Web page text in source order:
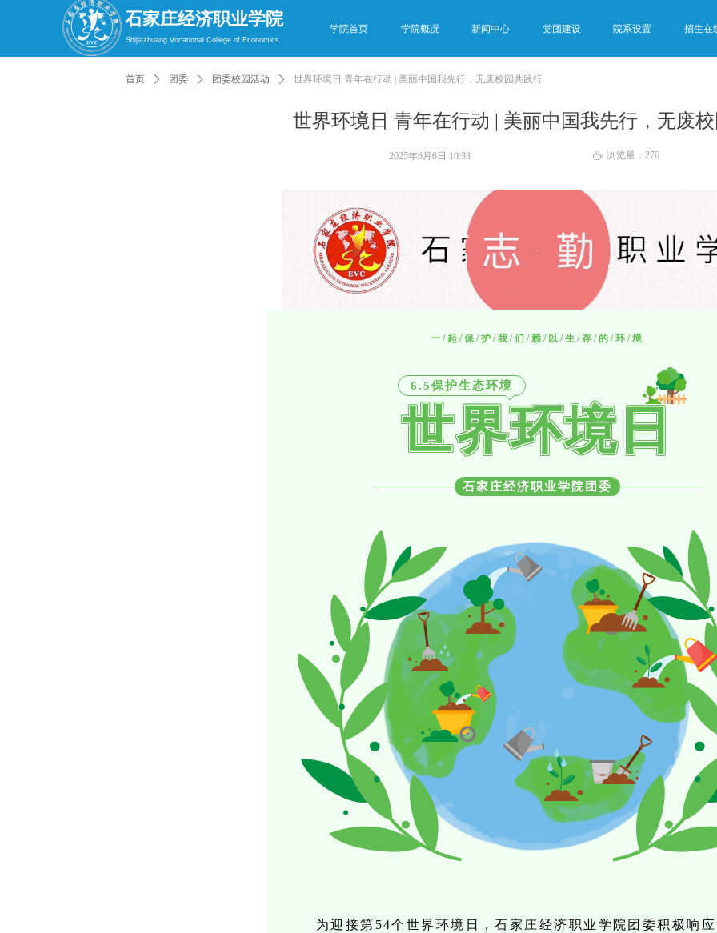
学院首页 学院概况 新闻中心 党团建设 院系设置 招生在
石家庄经济职业学院
Shijiazhuang Vocational College of Economics
世界环境日 青年在行动 | 美丽中国我先行，无废
首页 ꄲ 团委 ꄲ 团委校园活动 ꄲ 世界环境日 青年在行动 | 美丽中国我先行，无废校园共践行
一/起/保/护/我/们/赖/以/生/存/的/环/境
6.5保护生态环境
世界环境日
石家庄经济职业学院团委
为迎接第54个世界环境日，石家庄经济职业学院团委积极响
2025年6月6日 10:33 ꄘ 浏览量： 276